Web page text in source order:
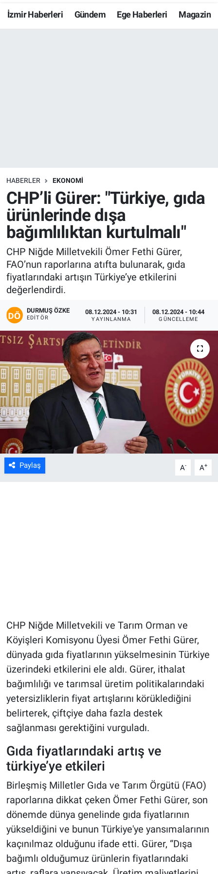
İzmir Haberleri Gündem Ege Haberleri Magazin
HABERLER EKONOMİ
CHP’li Gürer: "Türkiye, gıda
ürünlerinde dışa
bağımlılıktan kurtulmalı"
CHP Niğde Milletvekili Ömer Fethi Gürer,
FAO’nun raporlarına atıfta bulunarak, gıda
fiyatlarındaki artışın Türkiye’ye etkilerini
değerlendirdi.
DURMUŞ ÖZKE
EDITÖR
08.12.2024 - 10:31
YAYINLANMA
08.12.2024 - 10:44
GÜNCELLEME
Paylaş A- A+
CHP Niğde Milletvekili ve Tarım Orman ve
Köyişleri Komisyonu Üyesi Ömer Fethi Gürer,
dünyada gıda fiyatlarının yükselmesinin Türkiye
üzerindeki etkilerini ele aldı. Gürer, ithalat
bağımlılığı ve tarımsal üretim politikalarındaki
yetersizliklerin fiyat artışlarını körüklediğini
belirterek, çiftçiye daha fazla destek
sağlanması gerektiğini vurguladı.
Gıda fiyatlarındaki artış ve
türkiye’ye etkileri
Birleşmiş Milletler Gıda ve Tarım Örgütü (FAO)
raporlarına dikkat çeken Ömer Fethi Gürer, son
dönemde dünya genelinde gıda fiyatlarının
yükseldiğini ve bunun Türkiye'ye yansımalarının
kaçınılmaz olduğunu ifade etti. Gürer, “Dışa
bağımlı olduğumuz ürünlerin fiyatlarındaki
Resmi İlanlar